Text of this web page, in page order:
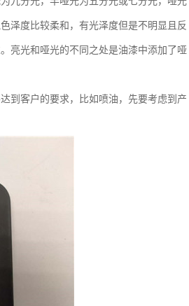
泽度比较柔和，有光泽度但是不明显且反
亮光和哑光的不同之处是油漆中添加了哑
到客户的要求，比如喷油，先要考虑到产